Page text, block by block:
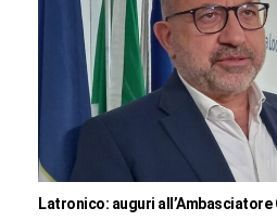
Latronico: auguri